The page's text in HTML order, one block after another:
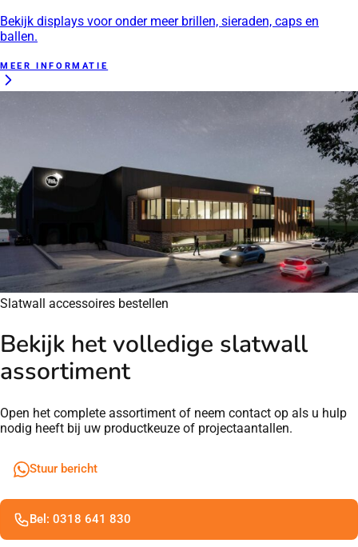
Bekijk displays voor onder meer brillen, sieraden, caps en
ballen.
MEER INFORMATIE
Slatwall accessoires bestellen
Bekijk het volledige slatwall
assortiment
Open het complete assortiment of neem contact op als u hulp
nodig heeft bij uw productkeuze of projectaantallen.
Stuur bericht
Bel: 0318 641 830